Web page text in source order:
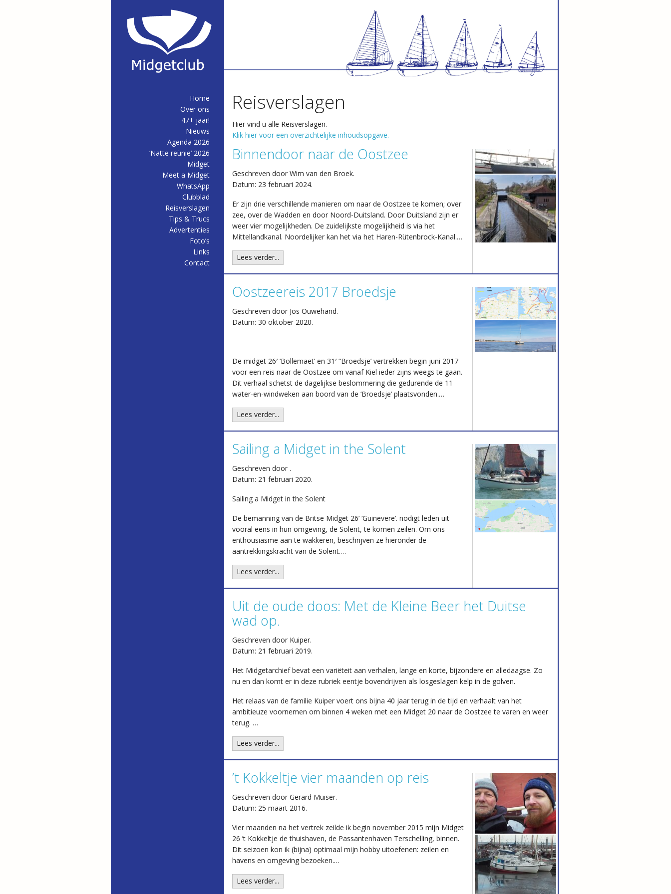
Home
Over ons
47+ jaar!
Nieuws
Agenda 2026
‘Natte reünie’ 2026
Midget
Meet a Midget
WhatsApp
Clubblad
Reisverslagen
Tips & Trucs
Advertenties
Foto’s
Links
Contact
Reisverslagen
Hier vind u alle Reisverslagen.
Klik hier voor een overzichtelijke inhoudsopgave.
Binnendoor naar de Oostzee
Geschreven door Wim van den Broek.
Datum: 23 februari 2024.
Er zijn drie verschillende manieren om naar de Oostzee te komen; over
zee, over de Wadden en door Noord-Duitsland. Door Duitsland zijn er
weer vier mogelijkheden. De zuidelijkste mogelijkheid is via het
Mittellandkanal. Noordelijker kan het via het Haren-Rütenbrock-Kanal.…
Lees verder...
Oostzeereis 2017 Broedsje
Geschreven door Jos Ouwehand.
Datum: 30 oktober 2020.
De midget 26′ ‘Bollemaet’ en 31′ “Broedsje’ vertrekken begin juni 2017
voor een reis naar de Oostzee om vanaf Kiel ieder zijns weegs te gaan.
Dit verhaal schetst de dagelijkse beslommering die gedurende de 11
water-en-windweken aan boord van de ‘Broedsje’ plaatsvonden.…
Lees verder...
Sailing a Midget in the Solent
Geschreven door .
Datum: 21 februari 2020.
Sailing a Midget in the Solent
De bemanning van de Britse Midget 26’ ‘Guinevere’. nodigt leden uit
vooral eens in hun omgeving, de Solent, te komen zeilen. Om ons
enthousiasme aan te wakkeren, beschrijven ze hieronder de
aantrekkingskracht van de Solent.…
Lees verder...
Uit de oude doos: Met de Kleine Beer het Duitse
wad op.
Geschreven door Kuiper.
Datum: 21 februari 2019.
Het Midgetarchief bevat een variëteit aan verhalen, lange en korte, bijzondere en alledaagse. Zo
nu en dan komt er in deze rubriek eentje bovendrijven als losgeslagen kelp in de golven.
Het relaas van de familie Kuiper voert ons bijna 40 jaar terug in de tijd en verhaalt van het
ambitieuze voornemen om binnen 4 weken met een Midget 20 naar de Oostzee te varen en weer
terug. …
Lees verder...
’t Kokkeltje vier maanden op reis
Geschreven door Gerard Muiser.
Datum: 25 maart 2016.
Vier maanden na het vertrek zeilde ik begin november 2015 mijn Midget
26 ’t Kokkeltje de thuishaven, de Passantenhaven Terschelling, binnen.
Dit seizoen kon ik (bijna) optimaal mijn hobby uitoefenen: zeilen en
havens en omgeving bezoeken.…
Lees verder...